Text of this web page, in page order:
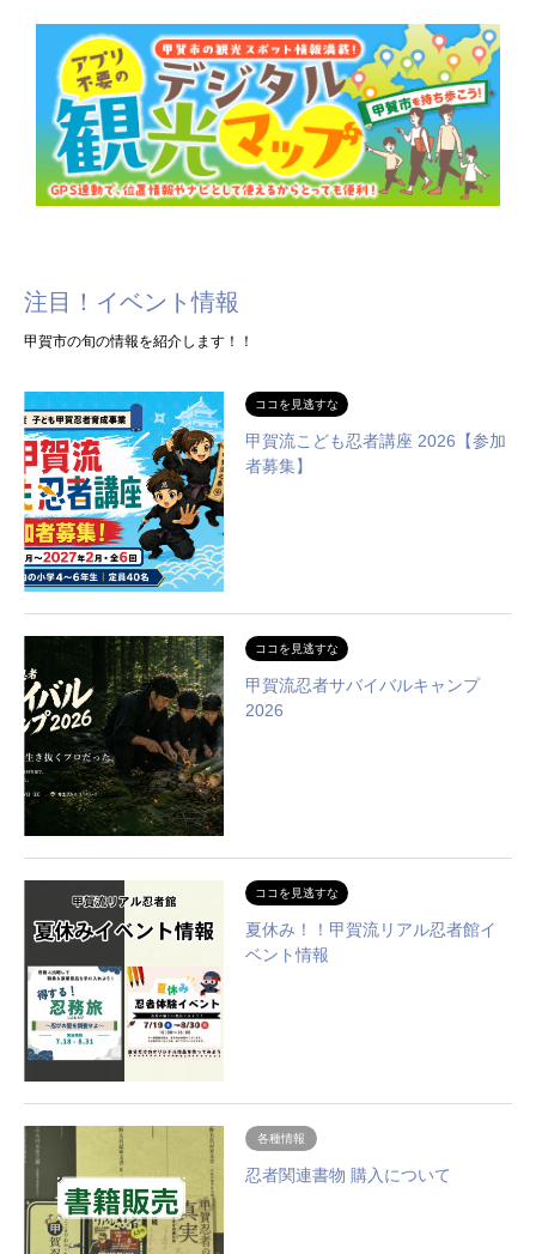
注目！イベント情報
甲賀市の旬の情報を紹介します！！
ココを見逃すな
甲賀流こども忍者講座 2026【参加
者募集】
ココを見逃すな
甲賀流忍者サバイバルキャンプ
2026
ココを見逃すな
夏休み！！甲賀流リアル忍者館イ
ベント情報
各種情報
忍者関連書物 購入について